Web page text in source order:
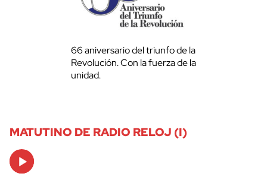
66 aniversario del triunfo de la
Revolución. Con la fuerza de la
unidad.
MATUTINO DE RADIO RELOJ (I)
Audio
Player